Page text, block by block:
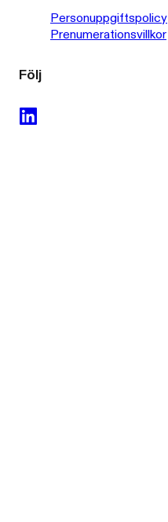
Personuppgiftspolicy
Prenumerationsvillkor
Följ